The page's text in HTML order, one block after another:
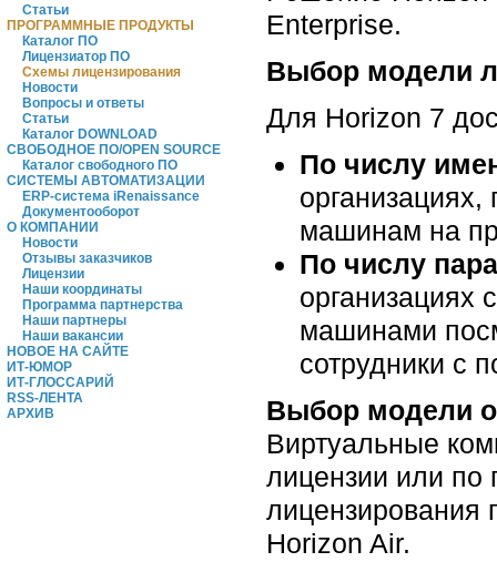
Статьи
ПРОГРАММНЫЕ ПРОДУКТЫ
Каталог ПО
Лицензиатор ПО
Схемы лицензирования
Новости
Вопросы и ответы
Статьи
Каталог DOWNLOAD
СВОБОДНОЕ ПО/OPEN SOURCE
Каталог свободного ПО
СИСТЕМЫ АВТОМАТИЗАЦИИ
ERP-система iRenaissance
Документооборот
О КОМПАНИИ
Новости
Отзывы заказчиков
Лицензии
Наши координаты
Программа партнерства
Наши партнеры
Наши вакансии
НОВОЕ НА САЙТЕ
ИТ-ЮМОР
ИТ-ГЛОССАРИЙ
RSS-ЛЕНТА
АРХИВ
Enterprise.
Выбор модели
Для Horizon 7
По числу
машинам на
По числу
организациях
машинами
сотрудники с
Выбор модели
Виртуальные
лицензии или по
лицензирования
Horizon Air.